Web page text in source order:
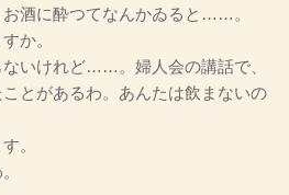
酒に酔つてなんかゐると……。
か。
けれど……。婦人会の講話で、
とがあるわ。あんたは飲まないの
。